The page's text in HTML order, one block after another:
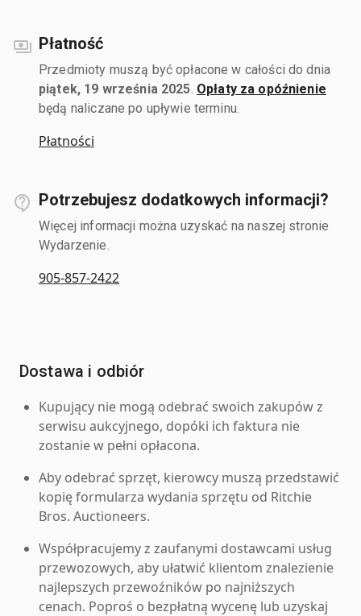
Płatność
Przedmioty muszą być opłacone w całości do dnia
piątek, 19 września 2025 Opłaty za opóźnienie
będą naliczane po upływie terminu.
Płatności
Potrzebujesz dodatkowych informacji?
Więcej informacji można uzyskać na naszej stronie
Wydarzenie.
905-857-2422
Dostawa i odbiór
Kupujący nie mogą odebrać swoich zakupów z
serwisu aukcyjnego, dopóki ich faktura nie
zostanie w pełni opłacona.
Aby odebrać sprzęt, kierowcy muszą przedstawić
kopię formularza wydania sprzętu od Ritchie
Bros. Auctioneers.
Współpracujemy z zaufanymi dostawcami usług
przewozowych, aby ułatwić klientom znalezienie
najlepszych przewoźników po najniższych
cenach. Poproś o bezpłatną wycenę lub uzyskaj